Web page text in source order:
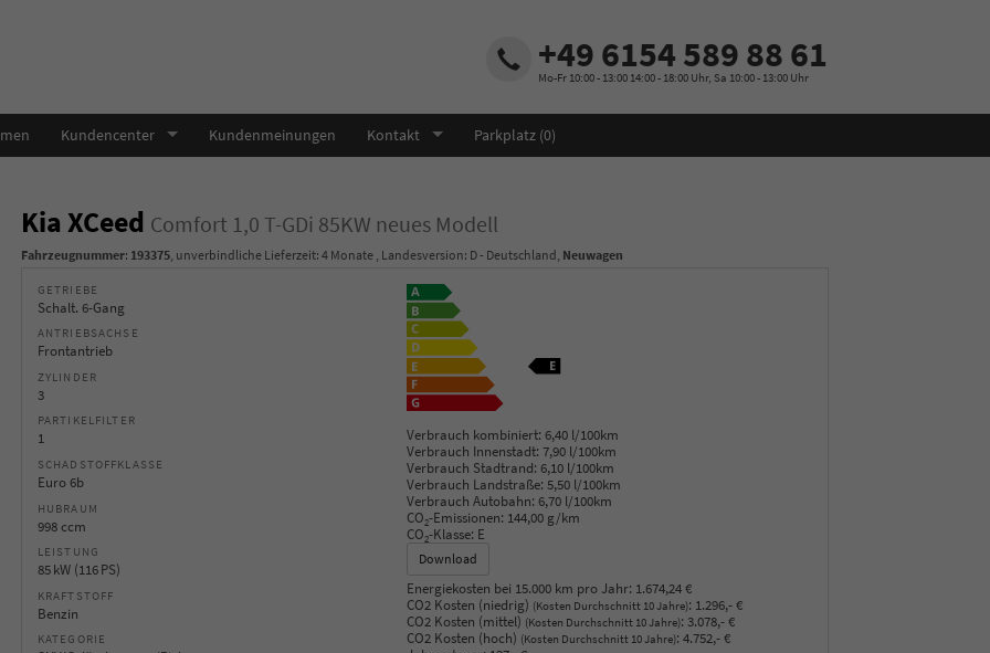
+49 6154 589 88 61
Mo-Fr 10:00 - 13:00 14:00 - 18:00 Uhr, Sa 10:00 - 13:00 Uhr
Kundencenter Kundenmeinungen Kontakt Parkplatz (0)
Kia XCeed Comfort 1,0 T-GDi 85KW neues Modell
Fahrzeugnummer: 193375, unverbindliche Lieferzeit: 4 Monate, Landesversion: D - Deutschland, Neuwagen
GETRIEBE
Schalt. 6-Gang
ANTRIEBSACHSE
Frontantrieb
ZYLINDER
3
PARTIKELFILTER
1
SCHADSTOFFKLASSE
Euro 6b
HUBRAUM
998 ccm
LEISTUNG
85 kW (116 PS)
KRAFTSTOFF
Benzin
KATEGORIE
Verbrauch kombiniert: 6,40 l/100km
Verbrauch Innenstadt: 7,90 l/100km
Verbrauch Stadtrand: 6,10 l/100km
Verbrauch Landstraße: 5,50 l/100km
Verbrauch Autobahn: 6,70 l/100km
CO2-Emissionen: 144,00 g/km
CO2-Klasse: E
Download
Energiekosten bei 15.000 km pro Jahr: 1.674,24 €
CO2 Kosten (niedrig) (Kosten Durchschnitt 10 Jahre): 1.296,- €
CO2 Kosten (mittel) (Kosten Durchschnitt 10 Jahre): 3.078,- €
CO2 Kosten (hoch) (Kosten Durchschnitt 10 Jahre): 4.752,- €